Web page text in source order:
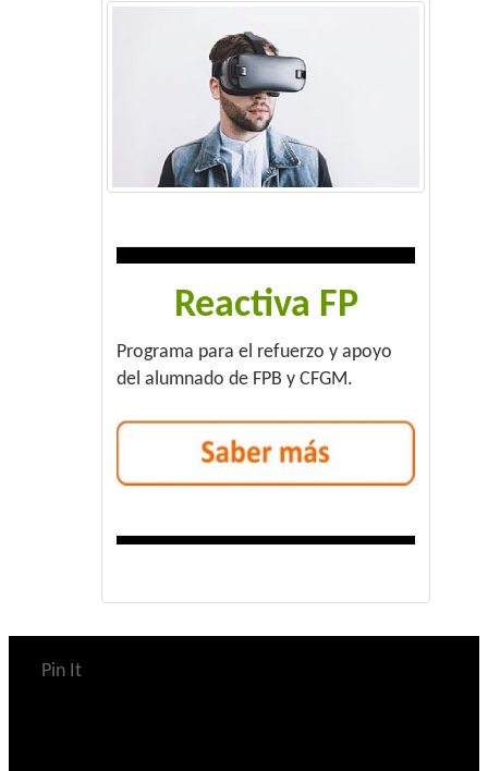
Reactiva FP
Programa para el refuerzo y apoyo
del alumnado de FPB y CFGM.
Pin It